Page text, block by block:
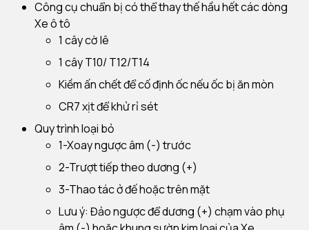
Công cụ chuẩn bị có thể thay thế hầu hết các dòng
Xe ô tô
1 cây cờ lê
1 cây T10/ T12/T14
Kiềm ấn chết để cố định ốc nếu ốc bị ăn mòn
CR7 xịt để khử rỉ sét
Quy trình loại bỏ
1-Xoay ngược âm (-) trước
2-Trượt tiếp theo dương (+)
3-Thao tác ở đế hoặc trên mặt
Lưu ý: Đảo ngược để dương (+) chạm vào phụ